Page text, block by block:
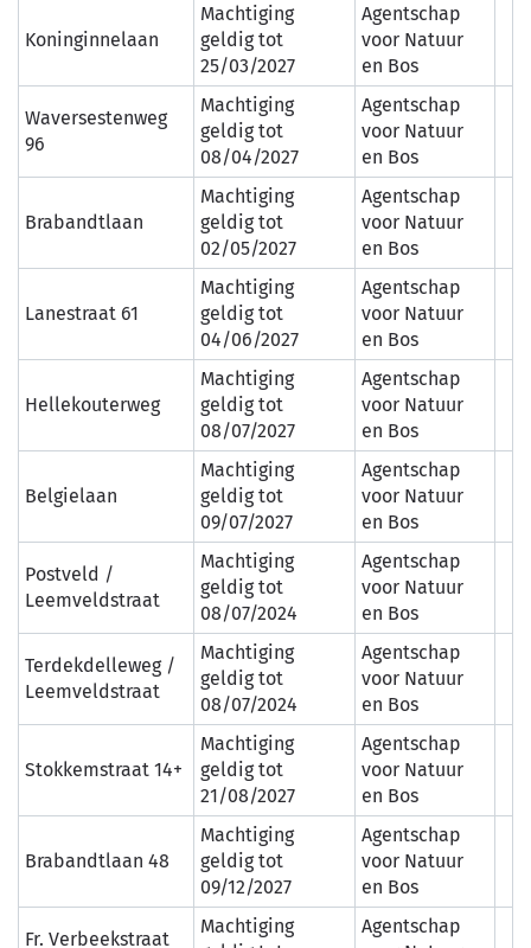
Koninginnelaan
Machtiging
geldig tot
25/03/2027
Agentschap
voor Natuur
en Bos
Waversestenweg
96
Machtiging
geldig tot
08/04/2027
Agentschap
voor Natuur
en Bos
Brabandtlaan
Machtiging
geldig tot
02/05/2027
Agentschap
voor Natuur
en Bos
Lanestraat 61
Machtiging
geldig tot
04/06/2027
Agentschap
voor Natuur
en Bos
Hellekouterweg
Machtiging
geldig tot
08/07/2027
Agentschap
voor Natuur
en Bos
Belgielaan
Machtiging
geldig tot
09/07/2027
Agentschap
voor Natuur
en Bos
Postveld /
Leemveldstraat
Machtiging
geldig tot
08/07/2024
Agentschap
voor Natuur
en Bos
Terdekdelleweg /
Leemveldstraat
Machtiging
geldig tot
08/07/2024
Agentschap
voor Natuur
en Bos
Stokkemstraat 14+
Machtiging
geldig tot
21/08/2027
Agentschap
voor Natuur
en Bos
Brabandtlaan 48
Machtiging
geldig tot
09/12/2027
Agentschap
voor Natuur
en Bos
Fr. Verbeekstraat
Machtiging
Agentschap